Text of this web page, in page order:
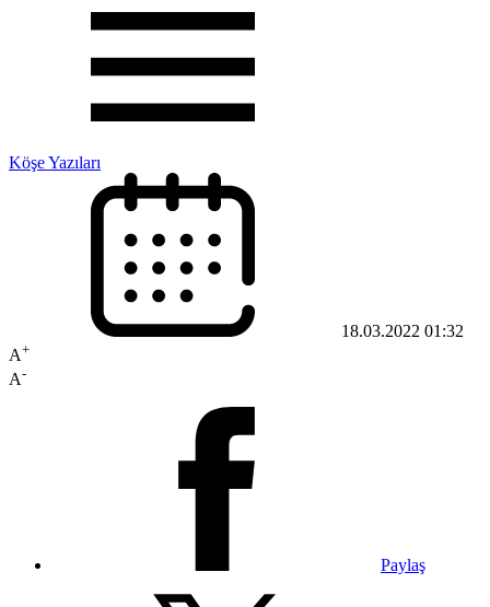
Köşe Yazıları
18.03.2022 01:32
A+
A-
Paylaş